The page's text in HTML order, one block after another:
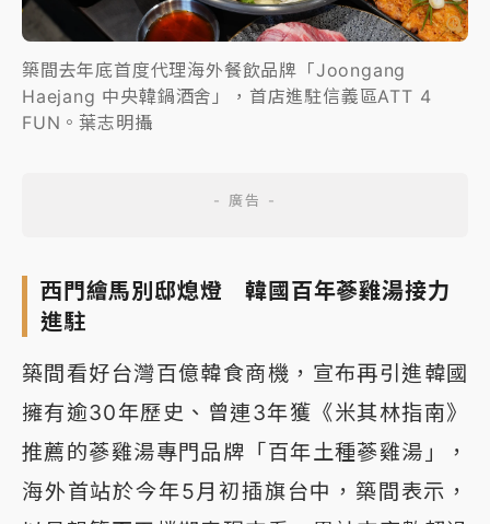
築間去年底首度代理海外餐飲品牌「Joongang
Haejang 中央韓鍋酒舍」，首店進駐信義區ATT 4
FUN。葉志明攝
西門繪馬別邸熄燈 韓國百年蔘雞湯接力
進駐
築間看好台灣百億韓食商機，宣布再引進韓國
擁有逾30年歷史、曾連3年獲《米其林指南》
推薦的蔘雞湯專門品牌「百年土種蔘雞湯」，
海外首站於今年5月初插旗台中，築間表示，